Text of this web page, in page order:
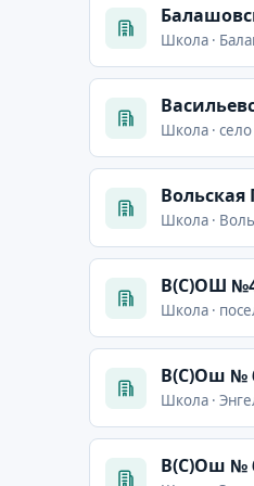
Школа ·
Школа ·
Школа ·
В(С)ОШ
Школа ·
В(С)Ош №
Школа ·
В(С)Ош №